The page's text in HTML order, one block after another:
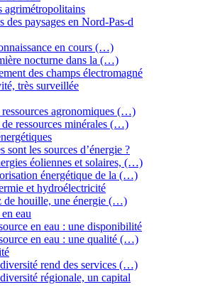
agrimétropolitains
des paysages en Nord-Pas-d
en cours (…)
nocturne dans la (…)
des champs électromagné
très surveillée
ressources agronomiques (…)
ressources minérales (…)
sont les sources d’énergie ?
éoliennes et solaires, (…)
énergétique de la (…)
et hydroélectricité
de houille, une énergie (…)
eau
en eau : une disponibilité
en eau : une qualité (…)
rend des services (…)
régionale, un capital